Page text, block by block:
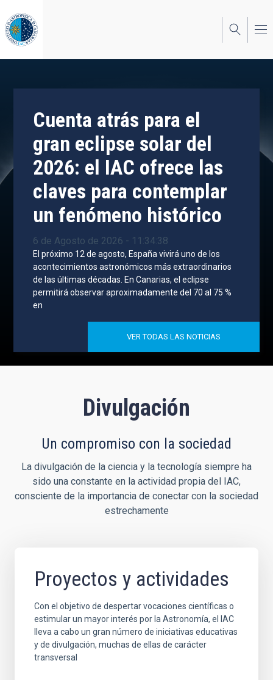
al
contenido
principal
Cuenta atrás para el
gran eclipse solar del
2026: el IAC ofrece las
claves para contemplar
un fenómeno histórico
6 de Agosto de 2026 - 11:34:38
El próximo 12 de agosto, España vivirá uno de los
acontecimientos astronómicos más extraordinarios
de las últimas décadas. En Canarias, el eclipse
permitirá observar aproximadamente del 70 al 75 %
en
VER TODAS LAS NOTICIAS
Divulgación
Un compromiso con la sociedad
La divulgación de la ciencia y la tecnología siempre ha
sido una constante en la actividad propia del IAC,
consciente de la importancia de conectar con la sociedad
estrechamente
Proyectos y actividades
Con el objetivo de despertar vocaciones científicas o
estimular un mayor interés por la Astronomía, el IAC
lleva a cabo un gran número de iniciativas educativas
y de divulgación, muchas de ellas de carácter
transversal